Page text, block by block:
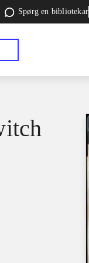
Spørg en bibliotekar